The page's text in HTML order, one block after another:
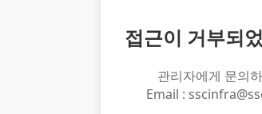
접근이 거부되
관리자에게 문의
Email :